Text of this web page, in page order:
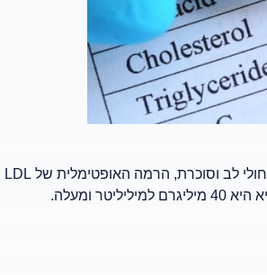
רמה אופטימלית של כולסטרול רע (LDL) היא פחות מ-130 מיליגרם לדציליטר. בקרב חולי לב וסוכרת, הרמה האופטימלית של LDL